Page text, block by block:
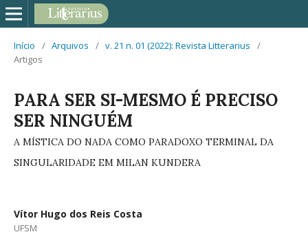
Início / Arquivos / v. 21 n. 01 (2022): Revista Litterarius
/
Artigos
PARA SER SI-MESMO É PRECISO
SER NINGUÉM
A MÍSTICA DO NADA COMO PARADOXO TERMINAL DA
SINGULARIDADE EM MILAN KUNDERA
Vítor Hugo dos Reis Costa
UFSM